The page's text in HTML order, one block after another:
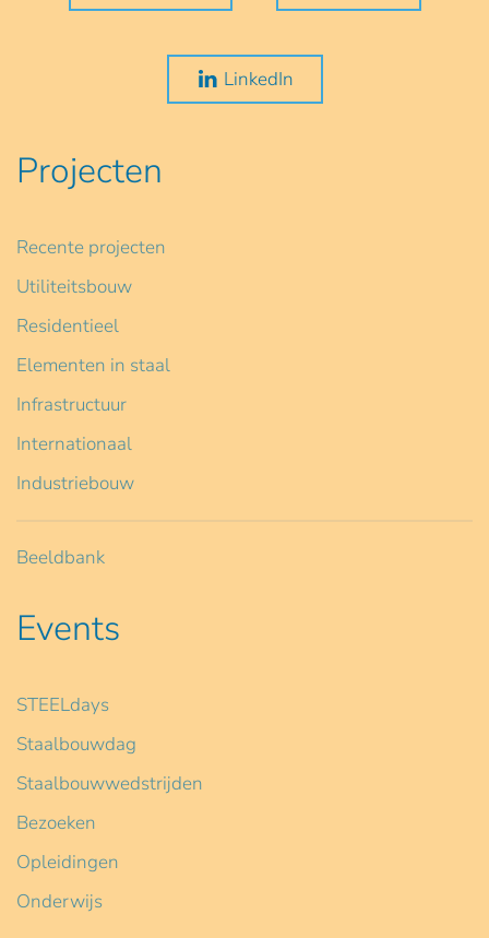
LinkedIn
Projecten
Recente projecten
Utiliteitsbouw
Residentieel
Elementen in staal
Infrastructuur
Internationaal
Industriebouw
Beeldbank
Events
STEELdays
Staalbouwdag
Staalbouwwedstrijden
Bezoeken
Opleidingen
Onderwijs